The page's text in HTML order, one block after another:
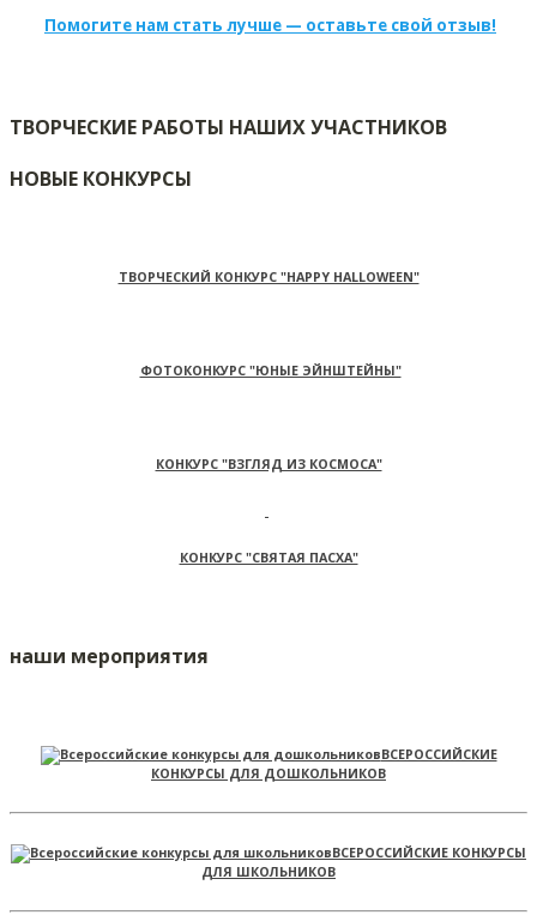
Помогите нам стать лучше — оставьте свой отзыв!
ТВОРЧЕСКИЕ РАБОТЫ НАШИХ УЧАСТНИКОВ
НОВЫЕ КОНКУРСЫ
ТВОРЧЕСКИЙ КОНКУРС "HAPPY HALLOWEEN"
ФОТОКОНКУРС "ЮНЫЕ ЭЙНШТЕЙНЫ"
КОНКУРС "ВЗГЛЯД ИЗ КОСМОСА"
КОНКУРС "СВЯТАЯ ПАСХА"
наши мероприятия
ВСЕРОССИЙСКИЕ
КОНКУРСЫ ДЛЯ ДОШКОЛЬНИКОВ
ВСЕРОССИЙСКИЕ КОНКУРСЫ
ДЛЯ ШКОЛЬНИКОВ